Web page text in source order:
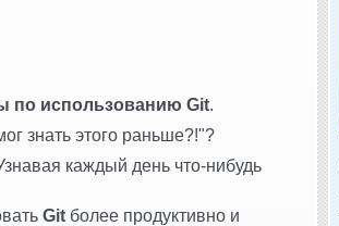
по использованию Git.
знать этого раньше?!"?
каждый день что-нибудь
Git более продуктивно и